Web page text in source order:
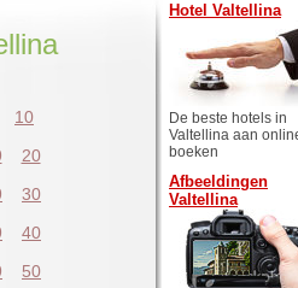
10
20
30
40
50
Hotel Valtellina
De beste hotels in
Valtellina aan
boeken
Afbeeldingen
Valtellina